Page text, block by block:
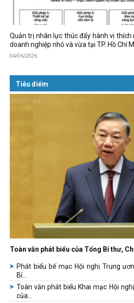
Quản trị nhân lực thúc đẩy hành vi thích
doanh nghiệp nhỏ và vừa tại TP. Hồ Chí
04/06/2026
Tiêu điểm
Toàn văn phát biểu của Tổng Bí thư,
Phát biểu bế mạc Hội nghị Trung
Bí...
Toàn văn phát biểu Khai mạc Hội
của...